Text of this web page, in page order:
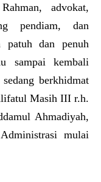
advokat,
pendiam, dan
patuh dan penuh
sampai kembali
berkhidmat
Masih III r.h.
Ahmadiyah,
mulai